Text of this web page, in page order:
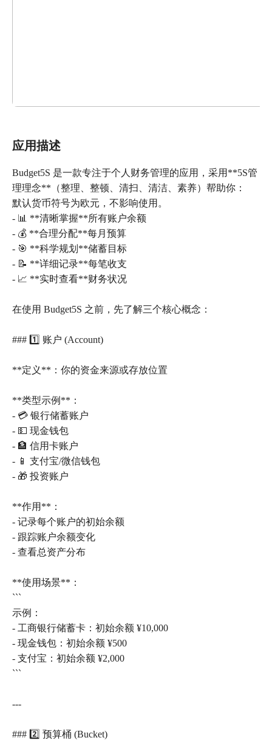
应用描述
Budget5S 是一款专注于个人财务管理的应用，采用**5S管
理理念**（整理、整顿、清扫、清洁、素养）帮助你：
默认货币符号为欧元，不影响使用。
- 📊 **清晰掌握**所有账户余额
- 💰 **合理分配**每月预算
- 🎯 **科学规划**储蓄目标
- 📝 **详细记录**每笔收支
- 📈 **实时查看**财务状况
在使用 Budget5S 之前，先了解三个核心概念：
### 1️⃣ 账户 (Account)
**定义**：你的资金来源或存放位置
**类型示例**：
- 💳 银行储蓄账户
- 💵 现金钱包
- 🏦 信用卡账户
- 📱 支付宝/微信钱包
- 🎁 投资账户
**作用**：
- 记录每个账户的初始余额
- 跟踪账户余额变化
- 查看总资产分布
**使用场景**：
```
示例：
- 工商银行储蓄卡：初始余额 ¥10,000
- 现金钱包：初始余额 ¥500
- 支付宝：初始余额 ¥2,000
```
---
### 2️⃣ 预算桶 (Bucket)